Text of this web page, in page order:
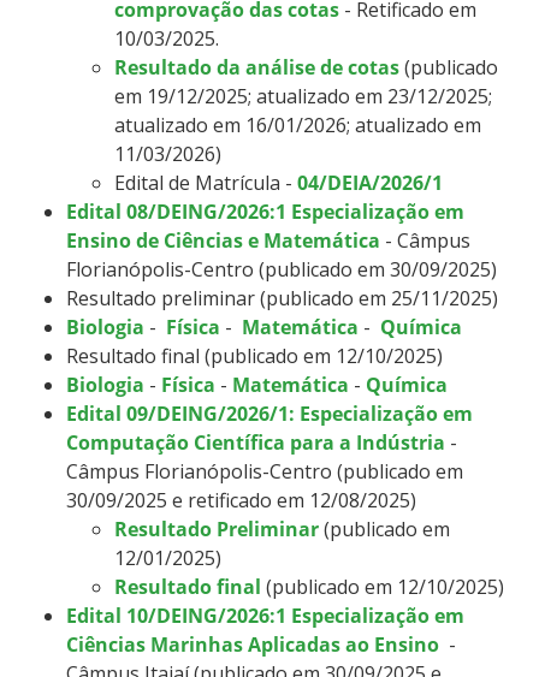
comprovação das cotas - Retificado em
10/03/2025.
Resultado da análise de cotas(publicado
em 19/12/2025; atualizado em 23/12/2025;
atualizado em 16/01/2026; atualizado em
11/03/2026)
Edital de Matrícula - 04/DEIA/2026/1
Edital 08/DEING/2026:1 Especialização em
Ensino de Ciências e Matemática - Câmpus
Florianópolis-Centro (publicado em 30/09/2025)
Resultado preliminar (publicado em 25/11/2025)
Biologia - Física - Matemática - Química
Resultado final (publicado em 12/10/2025)
Biologia - Física - Matemática - Química
Edital 09/DEING/2026/1: Especialização em
Computação Científica para a Indústria -
Câmpus Florianópolis-Centro (publicado em
30/09/2025 e retificado em 12/08/2025)
Resultado Preliminar(publicado em
12/01/2025)
Resultado final (publicado em 12/10/2025)
Edital 10/DEING/2026:1 Especialização em
Ciências Marinhas Aplicadas ao Ensino -